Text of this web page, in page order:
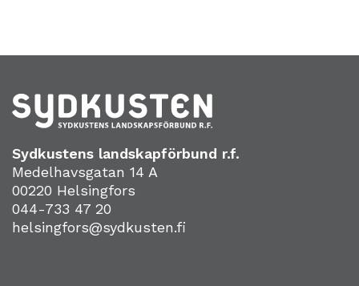
Sydkustens landskapförbund r.f.
Medelhavsgatan 14 A
00220 Helsingfors
044-733 47 20
helsingfors@sydkusten.fi